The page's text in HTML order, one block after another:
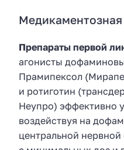
Медикаментозная
Препараты первой
агонисты
Прамипексол
и ротиготин
Неупро) эффективно
воздействуя на
центральной